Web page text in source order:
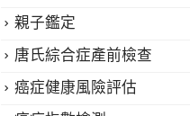
親子鑑定
唐氏綜合症產前檢查
癌症健康風險評估